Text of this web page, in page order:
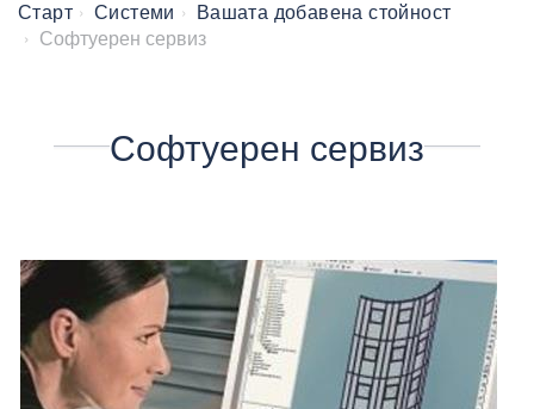
Старт Системи Вашата добавена стойност
Софтуерен сервиз
Софтуерен сервиз